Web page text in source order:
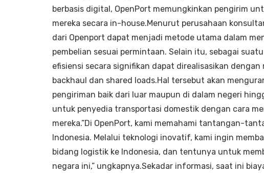
berbasis digital, OpenPort memungkinkan pengirim
mereka secara in-house.Menurut perusahaan
dari Openport dapat menjadi metode utama dalam
pembelian sesuai permintaan. Selain itu, sebagai
efisiensi secara signifikan dapat direalisasikan
backhaul dan shared loads.Hal tersebut akan
pengiriman baik dari luar maupun di dalam negeri
untuk penyedia transportasi domestik dengan cara
mereka.”Di OpenPort, kami memahami tantangan-
Indonesia. Melalui teknologi inovatif, kami ingin
bidang logistik ke Indonesia, dan tentunya untuk
negara ini,” ungkapnya.Sekadar informasi, saat ini